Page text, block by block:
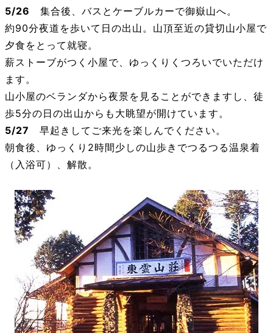
5/26 集合後、バスとケーブルカーで御嶽山へ。
約90分夜道を歩いて日の出山。山頂至近の貸切山小屋で
夕食をとって就寝。
薪ストーブがつく小屋で、ゆっくりくつろいでいただけ
ます。
山小屋のベランダから夜景を見ることができますし、徒
歩5分の日の出山からも大眺望が開けています。
5/27 早起きしてご来光を楽しんでください。
朝食後、ゆっくり2時間少しの山歩きでつるつる温泉着
（入浴可）、解散。